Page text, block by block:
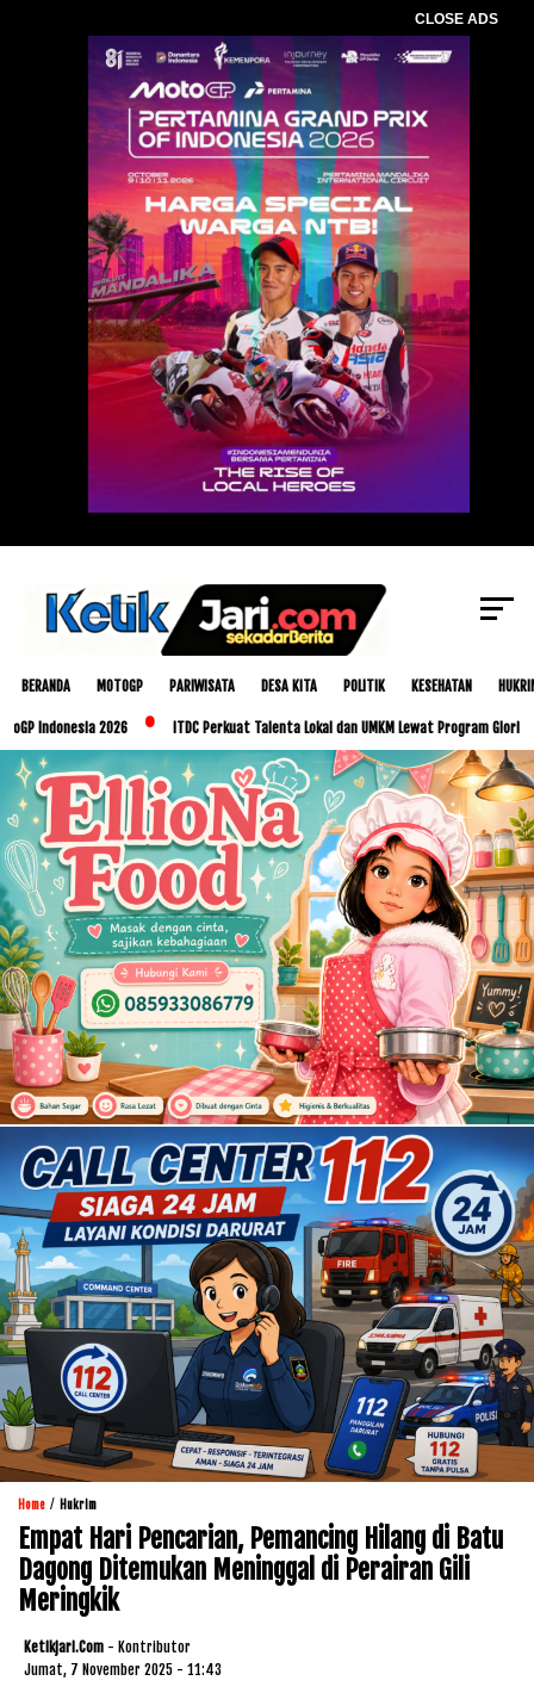
CLOSE ADS
BERANDA MOTOGP PARIWISATA DESA KITA POLITIK KESEHATAN
2026 ITDC Perkuat Talenta Lokal dan UMKM Lewat Program Glorious Golo
Home / Hukrim
Empat Hari Pencarian, Pemancing Hilang di Batu
Dagong Ditemukan Meninggal di Perairan Gili
Meringkik
Ketikjari.com - Kontributor
Jumat, 7 November 2025 - 11:43